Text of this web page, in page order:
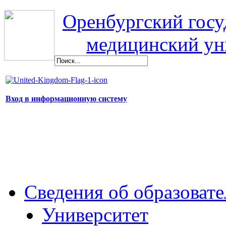
Оренбургский
медицинский
Вход в информационную систему
Сведения об
Университет